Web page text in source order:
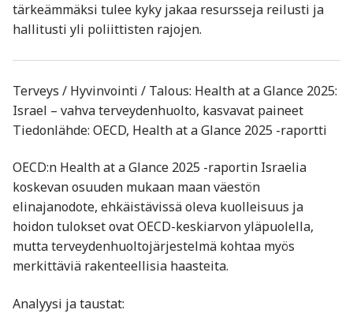
tärkeämmäksi tulee kyky jakaa resursseja reilusti ja
hallitusti yli poliittisten rajojen.
Terveys / Hyvinvointi / Talous: Health at a Glance 2025:
Israel – vahva terveydenhuolto, kasvavat paineet
Tiedonlähde: OECD, Health at a Glance 2025 -raportti
OECD:n Health at a Glance 2025 -raportin Israelia
koskevan osuuden mukaan maan väestön
elinajanodote, ehkäistävissä oleva kuolleisuus ja
hoidon tulokset ovat OECD-keskiarvon yläpuolella,
mutta terveydenhuoltojärjestelmä kohtaa myös
merkittäviä rakenteellisia haasteita.
Analyysi ja taustat: